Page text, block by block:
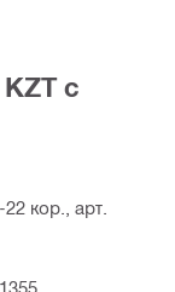
с
кор., арт.